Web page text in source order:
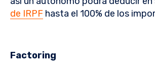
de IRPF hasta el 100% de los
Factoring